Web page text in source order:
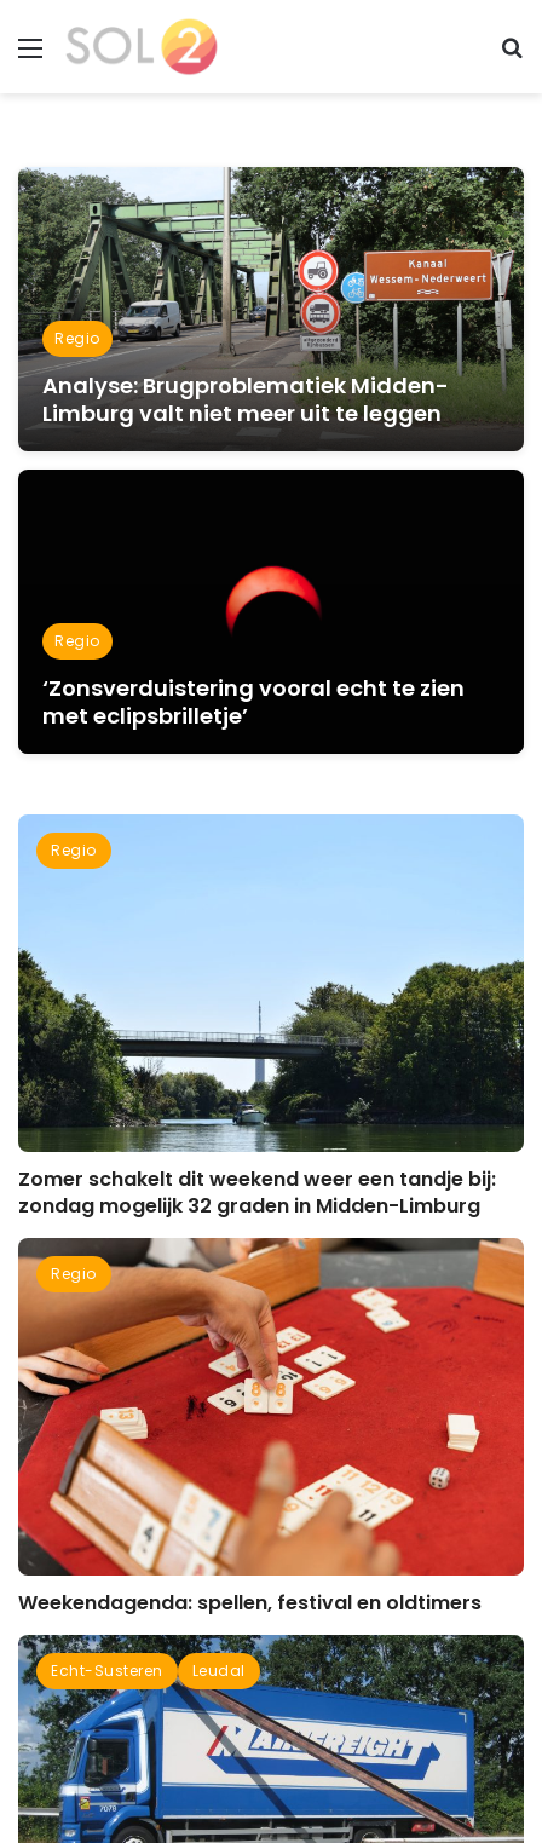
Menu
Regio
Analyse: Brugproblematiek Midden-
Limburg valt niet meer uit te leggen
Regio
‘Zonsverduistering vooral echt te zien
met eclipsbrilletje’
Regio
Zomer schakelt dit weekend weer een tandje bij:
zondag mogelijk 32 graden in Midden-Limburg
Regio
Weekendagenda: spellen, festival en oldtimers
Echt-Susteren Leudal